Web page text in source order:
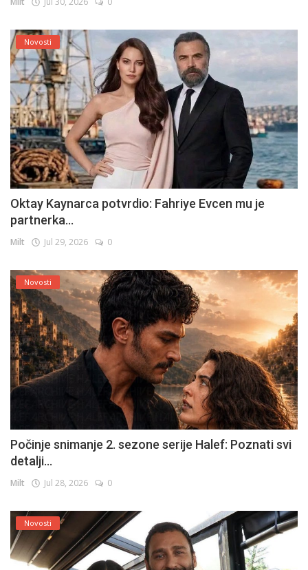
Novosti
Oktay Kaynarca potvrdio: Fahriye Evcen mu je
partnerka...
Milt Jul 29, 2026 0
Novosti
Počinje snimanje 2. sezone serije Halef: Poznati svi
detalji...
Milt Jul 28, 2026 0
Novosti